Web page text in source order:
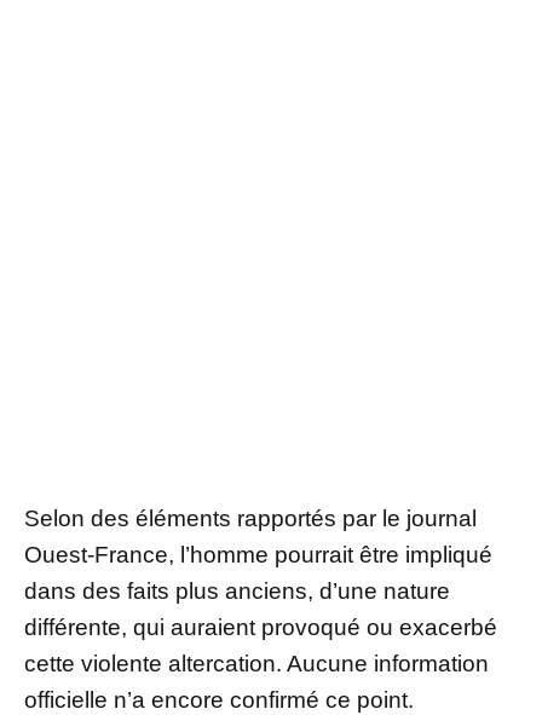
Selon des éléments rapportés par le journal
Ouest-France, l’homme pourrait être impliqué
dans des faits plus anciens, d’une nature
différente, qui auraient provoqué ou exacerbé
cette violente altercation. Aucune information
officielle n’a encore confirmé ce point.